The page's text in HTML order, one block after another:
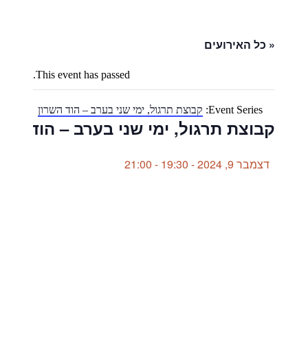
« כל האירועים
This event has passed.
Event Series: קבוצת תרגול, ימי שני בערב – הוד השרון
קבוצת תרגול, ימי שני בערב – הוד
דצמבר 9, 2024 - 19:30 -
21:00